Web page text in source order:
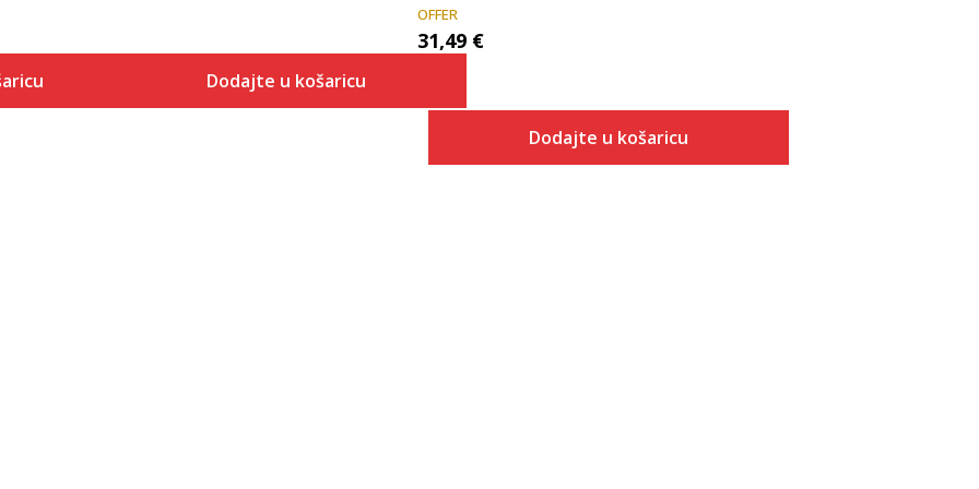
Dodajte u košaricu
OFFER
31,49 €
Dodajte u košaricu